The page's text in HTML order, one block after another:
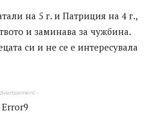
на 5 г. и Патриция на 4 г.,
и заминава за чужбина.
си и не се е интересувала
-
Error9